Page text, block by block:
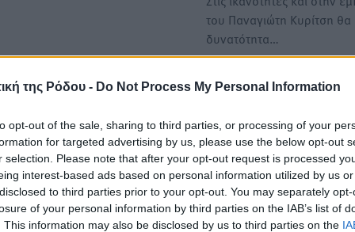
της Ρόδου - Do Not Process My Personal Information
opt-out of the sale, sharing to third parties, or processing of your
for targeted advertising by us, please use the below opt-out
selection. Please note that after your opt-out request is processed
interest-based ads based on personal information utilized by us
to third parties prior to your opt-out. You may separately
of your personal information by third parties on the IAB’s list of
This information may also be disclosed by us to third parties on the
του Παναγιώτη Κυρίτση θα
δυνατότητα…
Αστέρας Παστίδας: Σταθερά
Κυρίτσης
Άλλος ένας
προέρχεται από τα
συλλόγου θα συνεχίσει…